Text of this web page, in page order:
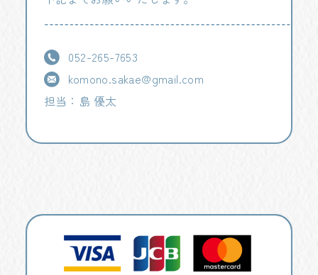
052-265-7653
komono.sakae@gmail.com
担当：島 優太